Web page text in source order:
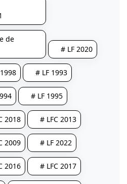
de
# LF 2020
# LF 1993
# LF 1995
2018 # LFC 2013
2009 # LF 2022
2016 # LFC 2017